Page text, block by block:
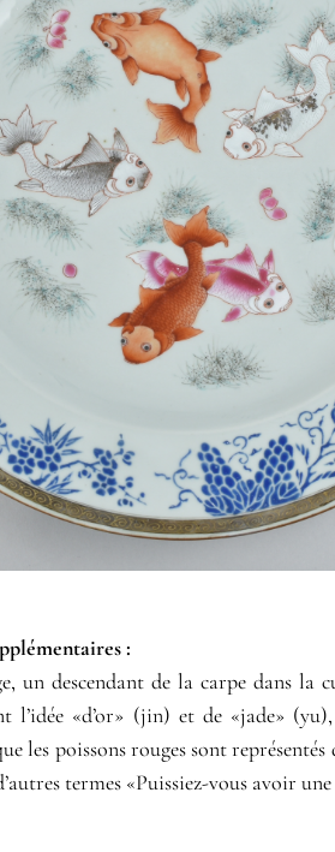
:​
un descendant de la carpe dans
l’idée «d’or» (jin) et de «jade»
les poissons rouges sont représentés
termes «Puissiez-vous avoir